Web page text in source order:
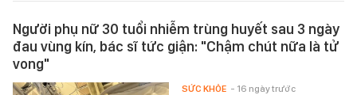
Người phụ nữ 30 tuổi nhiễm trùng huyết sau 3 ngày
đau vùng kín, bác sĩ tức giận: "Chậm chút nữa là tử
vong"
SỨC KHỎE - 16 ngày trước